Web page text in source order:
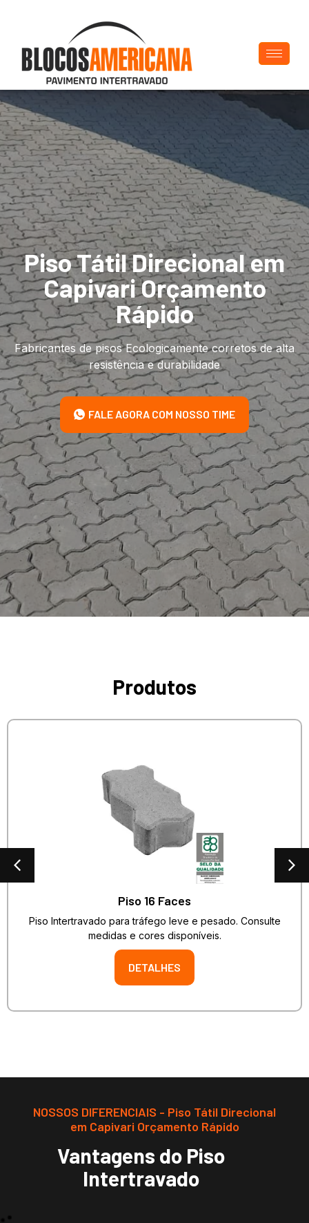
Piso Tátil Direcional em
Capivari Orçamento
Rápido
Fabricantes de pisos Ecologicamente corretos de alta
resistência e durabilidade
FALE AGORA COM NOSSO TIME
Produtos
Piso 16 Faces
Piso Intertravado para tráfego leve e pesado. Consulte
medidas e cores disponíveis.
DETALHES
NOSSOS DIFERENCIAIS - Piso Tátil Direcional
em Capivari Orçamento Rápido
Vantagens do Piso
Intertravado